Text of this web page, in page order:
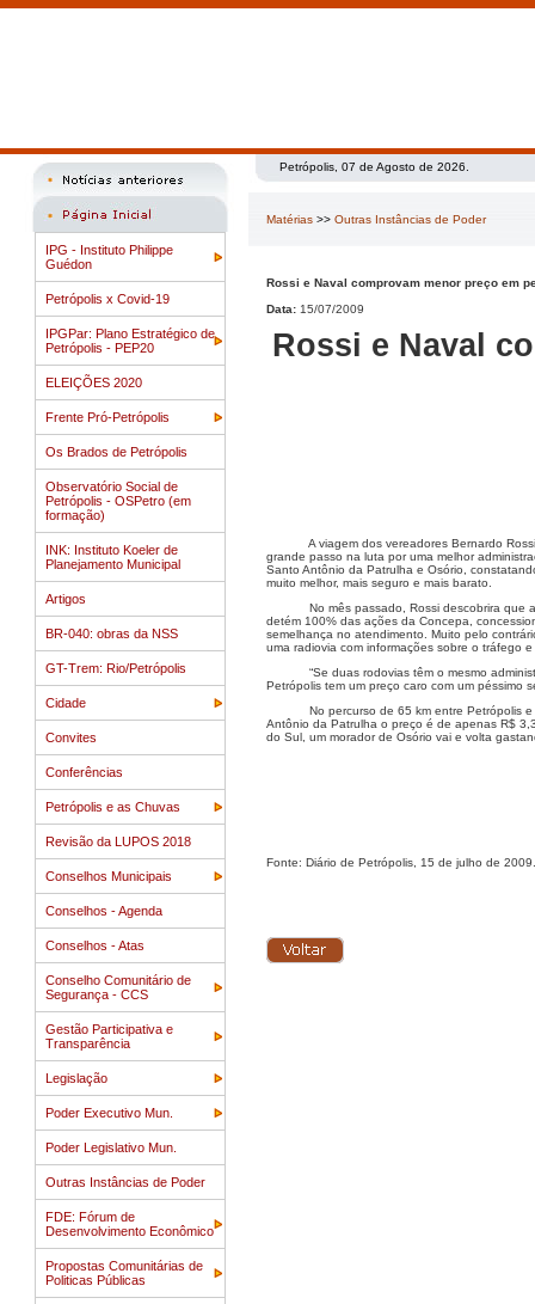
IPG - Instituto Philippe
Guédon
Petrópolis x Covid-19
IPGPar: Plano Estratégico de
Petrópolis - PEP20
ELEIÇÕES 2020
Frente Pró-Petrópolis
Os Brados de Petrópolis
Observatório Social de
Petrópolis - OSPetro (em
formação)
INK: Instituto Koeler de
Planejamento Municipal
Artigos
BR-040: obras da NSS
GT-Trem: Rio/Petrópolis
Cidade
Convites
Conferências
Petrópolis e as Chuvas
Revisão da LUPOS 2018
Conselhos Municipais
Conselhos - Agenda
Conselhos - Atas
Conselho Comunitário de
Segurança - CCS
Gestão Participativa e
Transparência
Legislação
Poder Executivo Mun.
Poder Legislativo Mun.
Outras Instâncias de Poder
FDE: Fórum de
Desenvolvimento Econômico
Propostas Comunitárias de
Politicas Públicas
Petrópolis, 07 de Agosto de 2026.
Matérias >> Outras Instâncias de Poder
Rossi e Naval comprovam menor preço em
Data: 15/07/2009
Rossi e Naval
A viagem dos vereadores Bernardo
grande passo na luta por uma melhor
Santo Antônio da Patrulha e Osório,
muito melhor, mais seguro e mais barato.
No mês passado, Rossi descobrira que
detém 100% das ações da Concepa,
semelhança no atendimento. Muito pelo
uma radiovia com informações sobre o tráfego
“Se duas rodovias têm o mesmo
Petrópolis tem um preço caro com um péssimo
No percurso de 65 km entre Petrópolis
Antônio da Patrulha o preço é de apenas R$
do Sul, um morador de Osório vai e volta
Fonte: Diário de Petrópolis, 15 de julho de 2009.